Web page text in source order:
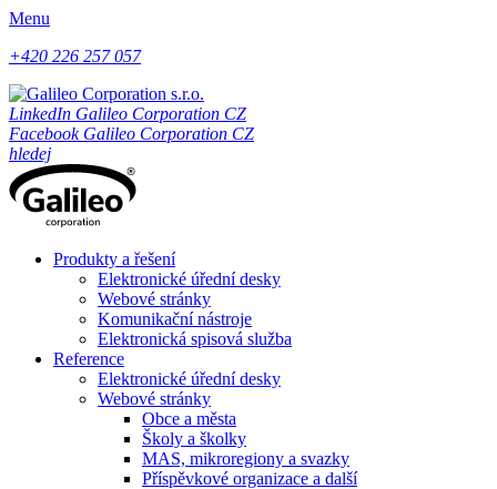
Menu
+420 226 257 057
LinkedIn Galileo Corporation CZ
Facebook Galileo Corporation CZ
hledej
Produkty a řešení
Elektronické úřední desky
Webové stránky
Komunikační nástroje
Elektronická spisová služba
Reference
Elektronické úřední desky
Webové stránky
Obce a města
Školy a školky
MAS, mikroregiony a svazky
Příspěvkové organizace a další